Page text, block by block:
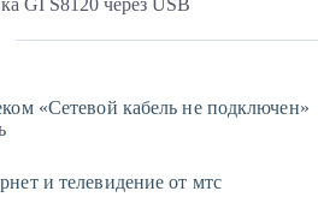
GI S8120 через USB
«Сетевой кабель не подключен»
и телевидение от мтс